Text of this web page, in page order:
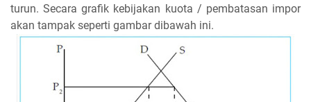
turun. Secara grafik kebijakan kuota / pembatasan impor
akan tampak seperti gambar dibawah ini.